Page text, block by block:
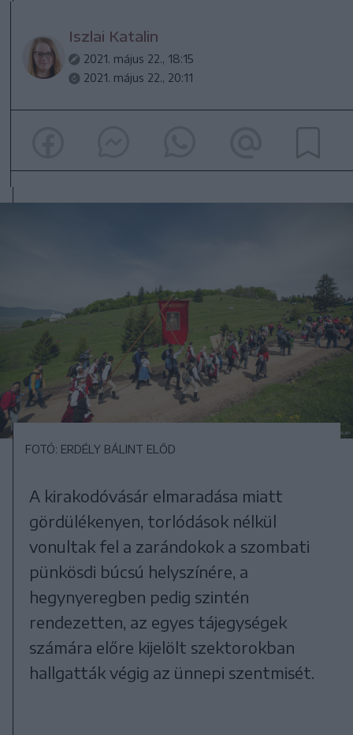
Iszlai Katalin
2021. május 22., 18:15
2021. május 22., 20:11
FOTÓ: ERDÉLY BÁLINT ELŐD
A kirakodóvásár elmaradása miatt
gördülékenyen, torlódások nélkül
vonultak fel a zarándokok a szombati
pünkösdi búcsú helyszínére, a
hegynyeregben pedig szintén
rendezetten, az egyes tájegységek
számára előre kijelölt szektorokban
hallgatták végig az ünnepi szentmisét.